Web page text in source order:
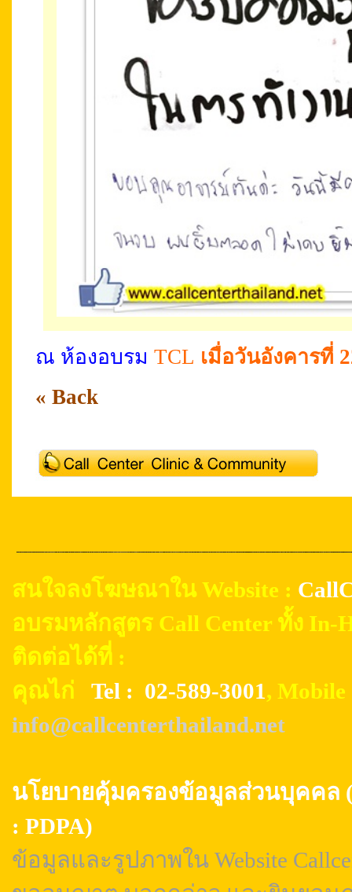
ณ ห้องอบรม TCL เมื่อวันอังคารที่
« Back
สนใจลงโฆษณาใน Website :
อบรมหลักสูตร Call Center ทั้ง In-
ติดต่อได้ที่ :
คุณไก่ Tel : 02-589-3001,
info@callcenterthailand.net
นโยบายคุ้มครองข้อมูลส่วนบุคคล
: PDPA)
ข้อมูลและรูปภาพใน Website